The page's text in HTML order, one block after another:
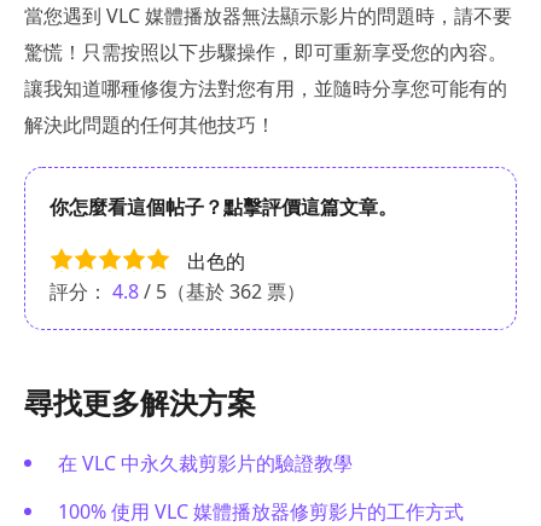
當您遇到 VLC 媒體播放器無法顯示影片的問題時，請不要
驚慌！只需按照以下步驟操作，即可重新享受您的內容。
讓我知道哪種修復方法對您有用，並隨時分享您可能有的
解決此問題的任何其他技巧！
你怎麼看這個帖子？點擊評價這篇文章。
出色的
評分： 4.8/ 5（基於362 票）
尋找更多解決方案
在 VLC 中永久裁剪影片的驗證教學
100% 使用 VLC 媒體播放器修剪影片的工作方式